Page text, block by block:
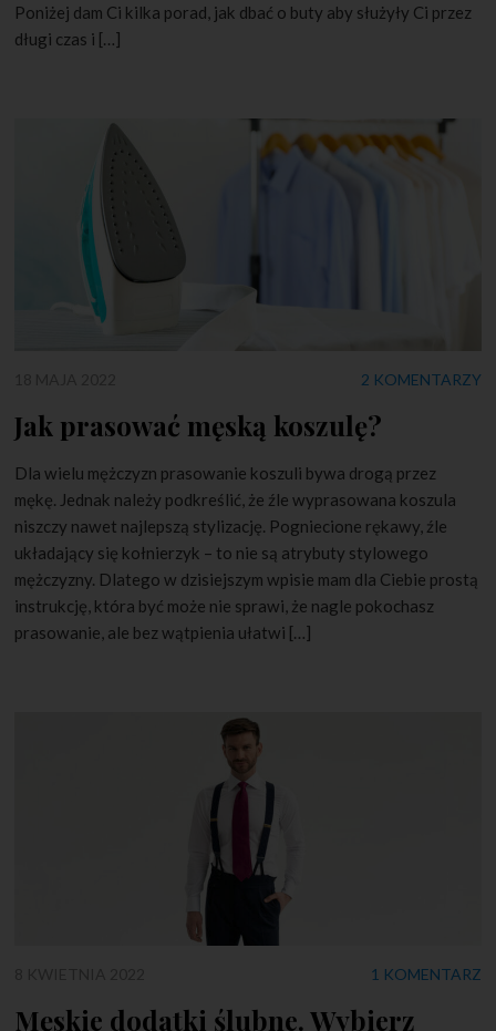
Poniżej dam Ci kilka porad, jak dbać o buty aby służyły Ci przez
długi czas i […]
2 KOMENTARZY
Jak prasować męską koszulę?
Dla wielu mężczyzn prasowanie koszuli bywa drogą przez
mękę. Jednak należy podkreślić, że źle wyprasowana koszula
niszczy nawet najlepszą stylizację. Pogniecione rękawy, źle
układający się kołnierzyk – to nie są atrybuty stylowego
mężczyzny. Dlatego w dzisiejszym wpisie mam dla Ciebie prostą
instrukcję, która być może nie sprawi, że nagle pokochasz
prasowanie, ale bez wątpienia ułatwi […]
1 KOMENTARZ
Męskie dodatki ślubne. Wybierz